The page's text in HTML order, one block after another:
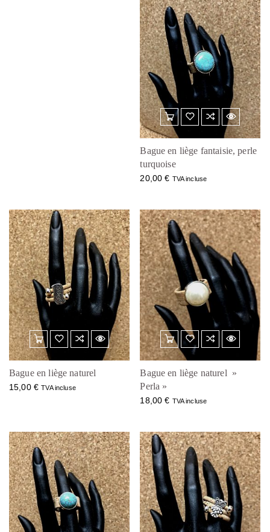
Bague en liège fantaisie, perle
turquoise
20,00€ TVA incluse
Bague en liège naturel
15,00 € TVA incluse
Bague en liège naturel »
Perla »
18,00€ TVA incluse